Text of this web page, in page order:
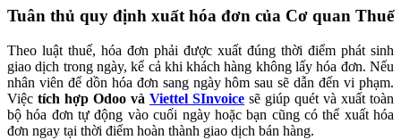
Tuân thủ quy định xuất hóa đơn của Cơ quan Thuế
Theo luật thuế, hóa đơn phải được xuất đúng thời điểm phát sinh
giao dịch trong ngày, kể cả khi khách hàng không lấy hóa đơn. Nếu
nhân viên để dồn hóa đơn sang ngày hôm sau sẽ dẫn đến vi phạm.
Việc tích hợp Odoo và Viettel SInvoice sẽ giúp quét và xuất toàn
bộ hóa đơn tự động vào cuối ngày hoặc bạn cũng có thể xuất hóa
đơn ngay tại thời điểm hoàn thành giao dịch bán hàng.